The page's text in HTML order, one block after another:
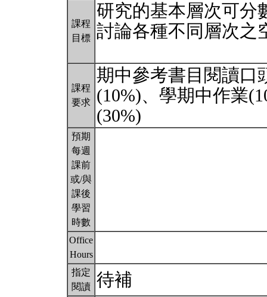
課程
目標
研究的基本層次可分
討論各種不同層次之
課程
要求
期中參考書目閱讀口
(10%)、學期中作業
(30%)
預期
每週
課前
或/與
課後
學習
時數
Office
Hours
指定
閱讀 待補